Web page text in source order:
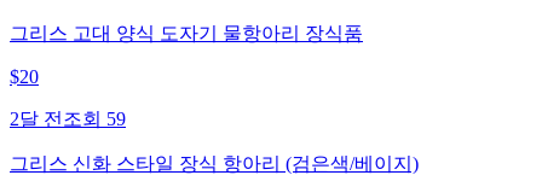
그리스 고대 양식 도자기 물항아리 장식품
$20
2달 전 조회 59
그리스 신화 스타일 장식 항아리 (검은색/베이지)